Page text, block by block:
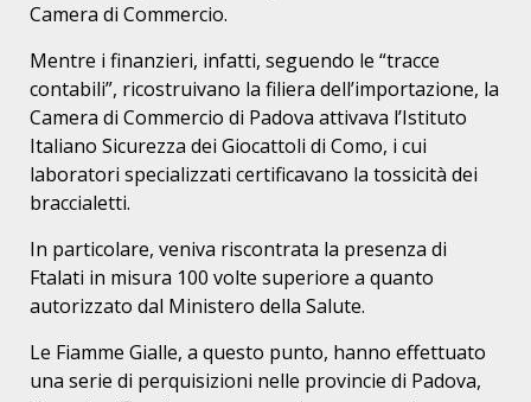
Camera di Commercio.
Mentre i finanzieri, infatti, seguendo le “tracce
contabili”, ricostruivano la filiera dell’importazione, la
Camera di Commercio di Padova attivava l’Istituto
Italiano Sicurezza dei Giocattoli di Como, i cui
laboratori specializzati certificavano la tossicità dei
braccialetti.
In particolare, veniva riscontrata la presenza di
Ftalati in misura 100 volte superiore a quanto
autorizzato dal Ministero della Salute.
Le Fiamme Gialle, a questo punto, hanno effettuato
una serie di perquisizioni nelle provincie di Padova,